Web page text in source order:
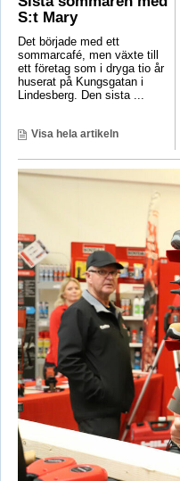
S:t Mary
Det började med ett
sommarcafé, men växte till
ett företag som i dryga tio år
huserat på Kungsgatan i
Lindesberg. Den sista ...
Visa hela artikeln